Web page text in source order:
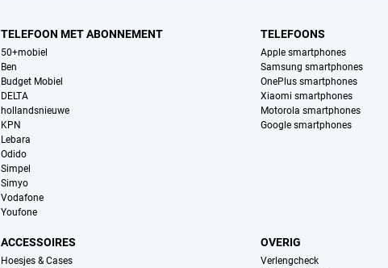
TELEFOON MET ABONNEMENT
50+mobiel
Ben
Budget Mobiel
DELTA
hollandsnieuwe
KPN
Lebara
Odido
Simpel
Simyo
Vodafone
Youfone
TELEFOONS
Apple smartphones
Samsung smartphones
OnePlus smartphones
Xiaomi smartphones
Motorola smartphones
Google smartphones
ACCESSOIRES
Hoesjes & Cases
OVERIG
Verlengcheck